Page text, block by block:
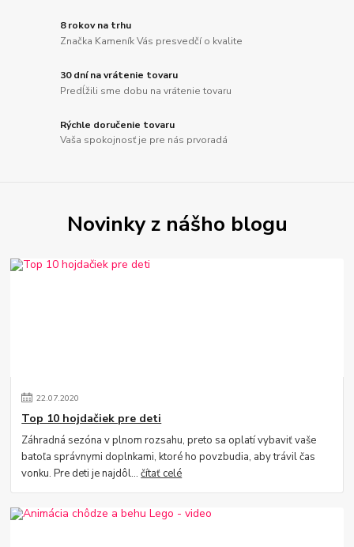
8 rokov na trhu
Značka Kameník Vás presvedčí o kvalite
30 dní na vrátenie tovaru
Predĺžili sme dobu na vrátenie tovaru
Rýchle doručenie tovaru
Vaša spokojnosť je pre nás prvoradá
Novinky z nášho blogu
22.07.2020
Top 10 hojdačiek pre deti
Záhradná sezóna v plnom rozsahu, preto sa oplatí vybaviť vaše
batoľa správnymi doplnkami, ktoré ho povzbudia, aby trávil čas
vonku. Pre deti je najdôl...čítať celé